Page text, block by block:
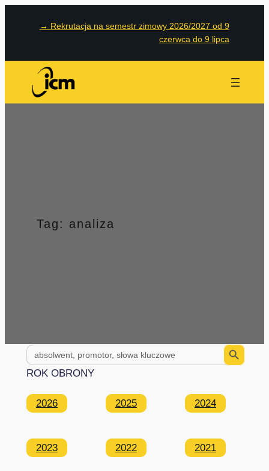
→ Rekrutacja na semestr zimowy 2026/2027 od 9
czerwca do 9 lipca
Tag: analiza
Search
for:
Search Button
ROK OBRONY
2026 2025 2024
2023 2022 2021